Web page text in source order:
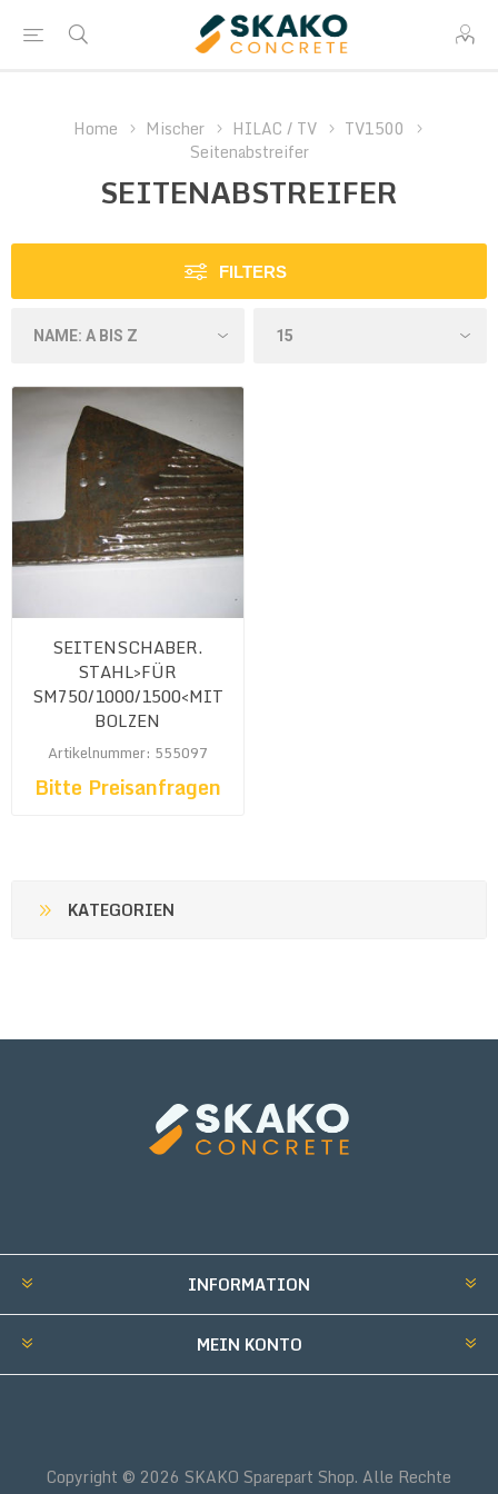
Home Mischer HILAC / TV
TV1500
Seitenabstreifer
SEITENABSTREIFER
FILTERS
SEITENSCHABER.
STAHL>FÜR
SM750/1000/1500<MIT
BOLZEN
Artikelnummer: 555097
Bitte Preisanfragen
KATEGORIEN
INFORMATION
MEIN KONTO
Copyright © 2026 SKAKO Sparepart Shop. Alle Rechte